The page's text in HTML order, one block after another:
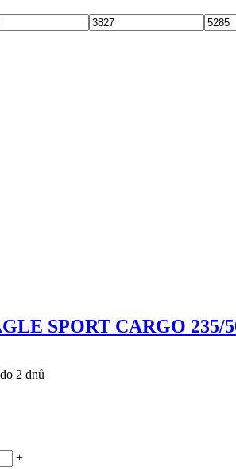
SPORT CARGO 235/
2 dnů
+